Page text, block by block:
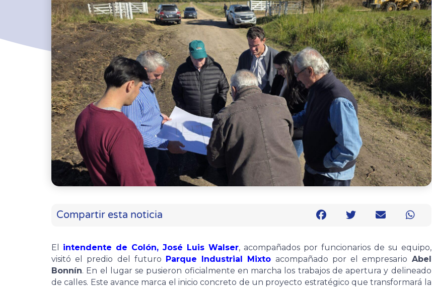
Compartir esta noticia
El intendente de Colón, José Luis Walser, acompañados por funcionarios de su equipo,
visitó el predio del futuro Parque Industrial Mixto acompañado por el empresario Abel
Bonnín. En el lugar se pusieron oficialmente en marcha los trabajos de apertura y delineado
de calles. Este avance marca el inicio concreto de un proyecto estratégico que transformará la